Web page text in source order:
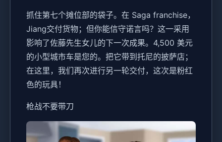
抓住第七个摊位部的袋子。在 Saga franchise，
Jiang交付货物；但你能信守诺言吗？这一采用
影响了佐藤先生女儿的下一次成果。4,500 美元
的小型城市车是您的。把它带到托尼的披萨店；
在这里，我们再次进行另一轮交付，这次是粉红
色的玩具！
枪战不要带刀